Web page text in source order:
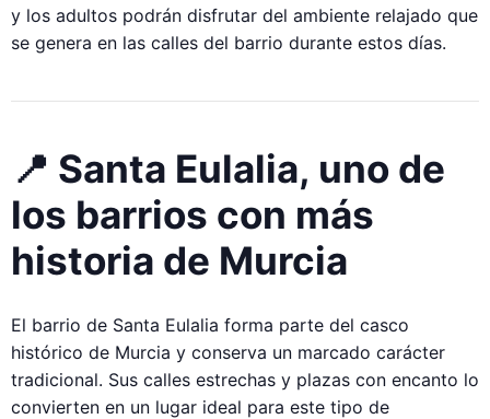
y los adultos podrán disfrutar del ambiente relajado que
se genera en las calles del barrio durante estos días.
📍 Santa Eulalia, uno de
los barrios con más
historia de Murcia
El barrio de Santa Eulalia forma parte del casco
histórico de Murcia y conserva un marcado carácter
tradicional. Sus calles estrechas y plazas con encanto lo
convierten en un lugar ideal para este tipo de